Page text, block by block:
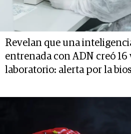
Revelan que una
entrenada con ADN creó
laboratorio: alerta por la